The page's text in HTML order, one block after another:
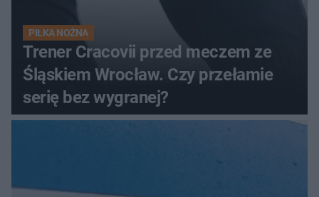
PIŁKA NOŻNA
Trener Cracovii przed meczem ze
Śląskiem Wrocław. Czy przełamie
serię bez wygranej?